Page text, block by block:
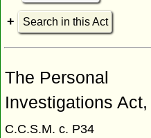
Search in this Act
The Personal
Investigations Act,
C.C.S.M. c. P34